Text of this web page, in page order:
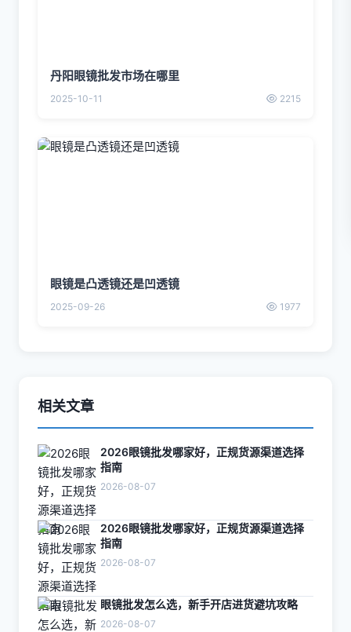
丹阳眼镜批发市场在哪里
2025-10-11 2215
眼镜是凸透镜还是凹透镜
2025-09-26 1977
相关文章
2026眼镜批发哪家好，正规货源渠道选择
指南
2026-08-07
2026眼镜批发哪家好，正规货源渠道选择
指南
2026-08-07
眼镜批发怎么选，新手开店进货避坑攻略
2026-08-07